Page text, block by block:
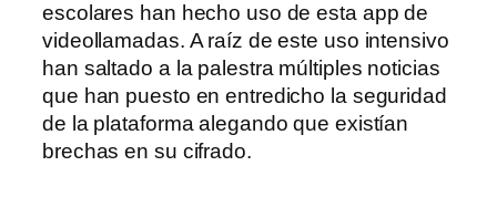
escolares han hecho uso de esta app de
videollamadas. A raíz de este uso intensivo
han saltado a la palestra múltiples noticias
que han puesto en entredicho la seguridad
de la plataforma alegando que existían
brechas en su cifrado.